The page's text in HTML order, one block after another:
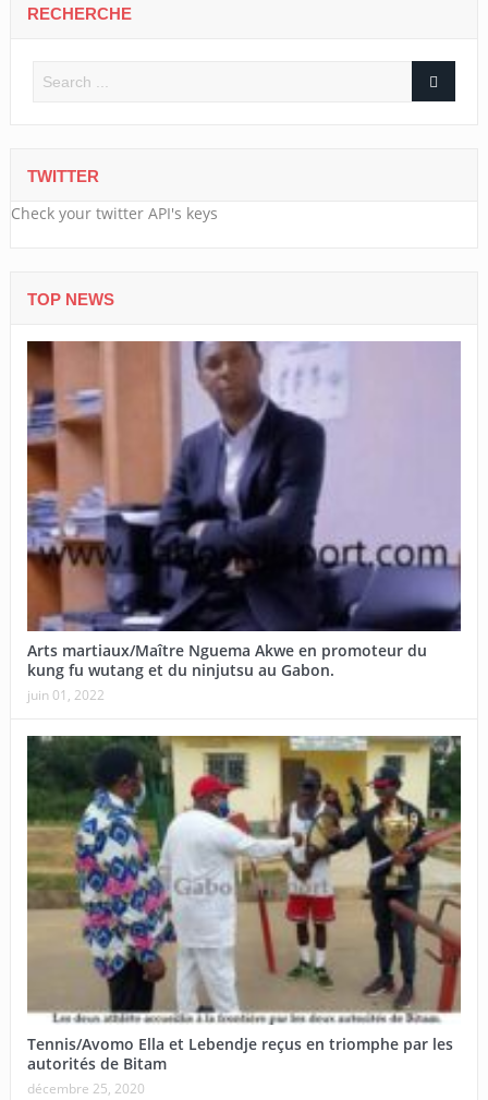
RECHERCHE
TWITTER
Check your twitter API's keys
TOP NEWS
Arts martiaux/Maître Nguema Akwe en promoteur du
kung fu wutang et du ninjutsu au Gabon.
juin 01, 2022
Tennis/Avomo Ella et Lebendje reçus en triomphe par les
autorités de Bitam
décembre 25, 2020